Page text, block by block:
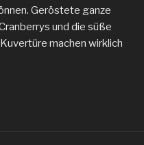
Geröstete ganze
und die süße
machen wirklich